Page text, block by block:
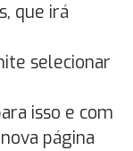
que irá
selecionar
isso e com
página